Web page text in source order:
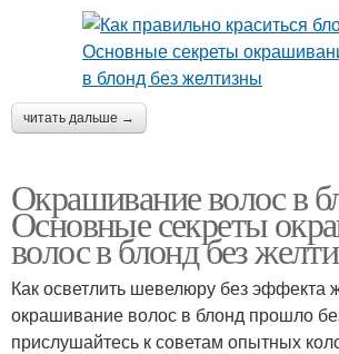
читать дальше →
Окрашивание волос в
Основные секреты
волос в блонд без
Как осветлить шевелюру без эффекта
окрашивание волос в блонд прошло
прислушайтесь к советам опытных